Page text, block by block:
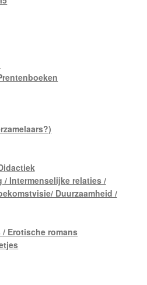
Intermenselijke relaties /
Duurzaamheid /
Erotische romans